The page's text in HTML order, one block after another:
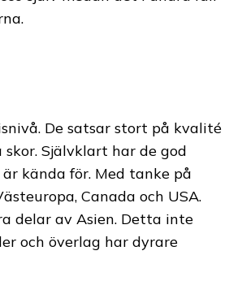
De satsar stort på kvalité
Självklart har de god
kända för. Med tanke på
Canada och USA.
delar av Asien. Detta inte
och överlag har dyrare